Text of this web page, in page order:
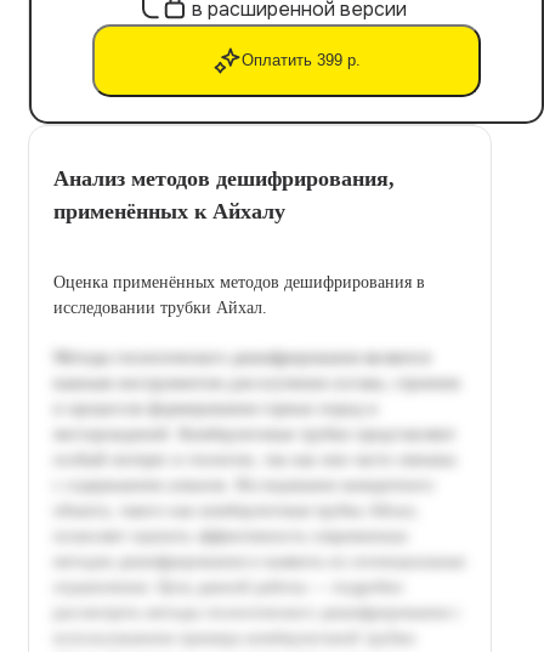
в расширенной версии
Оплатить 399 р.
Анализ методов дешифрирования,
применённых к Айхалу
Оценка применённых методов дешифрирования в
исследовании трубки Айхал.